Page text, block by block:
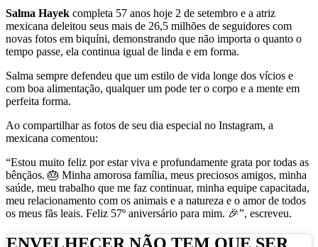
Salma Hayek completa 57 anos hoje 2 de setembro e a atriz
mexicana deleitou seus mais de 26,5 milhões de seguidores com
novas fotos em biquíni, demonstrando que não importa o quanto o
tempo passe, ela continua igual de linda e em forma.
Salma sempre defendeu que um estilo de vida longe dos vícios e
com boa alimentação, qualquer um pode ter o corpo e a mente em
perfeita forma.
Ao compartilhar as fotos de seu dia especial no Instagram, a
mexicana comentou:
“Estou muito feliz por estar viva e profundamente grata por todas as
bênçãos. 🎂 Minha amorosa família, meus preciosos amigos, minha
saúde, meu trabalho que me faz continuar, minha equipe capacitada,
meu relacionamento com os animais e a natureza e o amor de todos
os meus fãs leais. Feliz 57º aniversário para mim. 🎉”, escreveu.
ENVELHECER NÃO TEM QUE SER